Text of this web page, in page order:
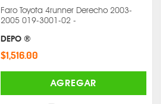
Faro Toyota 4runner Derecho 2003-
2005 019-3001-02 -
DEPO ®
$1,516.00
AGREGAR